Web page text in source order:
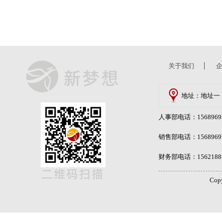
关于我们
地址：地址一
人事部电话：
销售部电话：
财务部电话：